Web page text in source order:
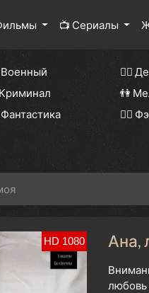
📺 Сериалы
Военный 🕵️‍♂️
👫
Фантастика 🧝‍♂️
HD 1080 Ана,
любовь